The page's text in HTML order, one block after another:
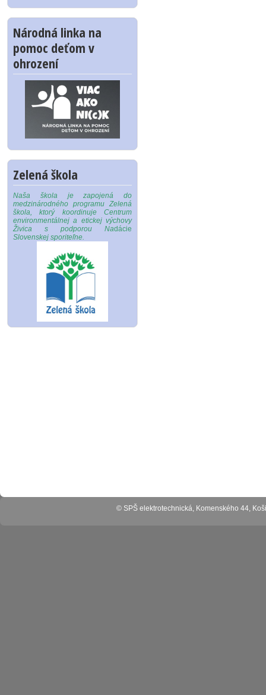
Národná linka na
pomoc deťom v
ohrození
Zelená škola
Naša škola je zapojená do
medzinárodného programu Zelená
škola, ktorý koordinuje Centrum
environmentálnej a etickej výchovy
Živica s podporou Nadácie
Slovenskej sporiteľne.
© SPŠ elektrotechnická, Komenského 44,